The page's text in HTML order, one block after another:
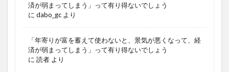
済が弱まってしまう」って有り得ないでしょう
に dabo_gc より
「年寄りが富を蓄えて使わないと、景気が悪くなって、経
済が弱まってしまう」って有り得ないでしょう
に 読者 より